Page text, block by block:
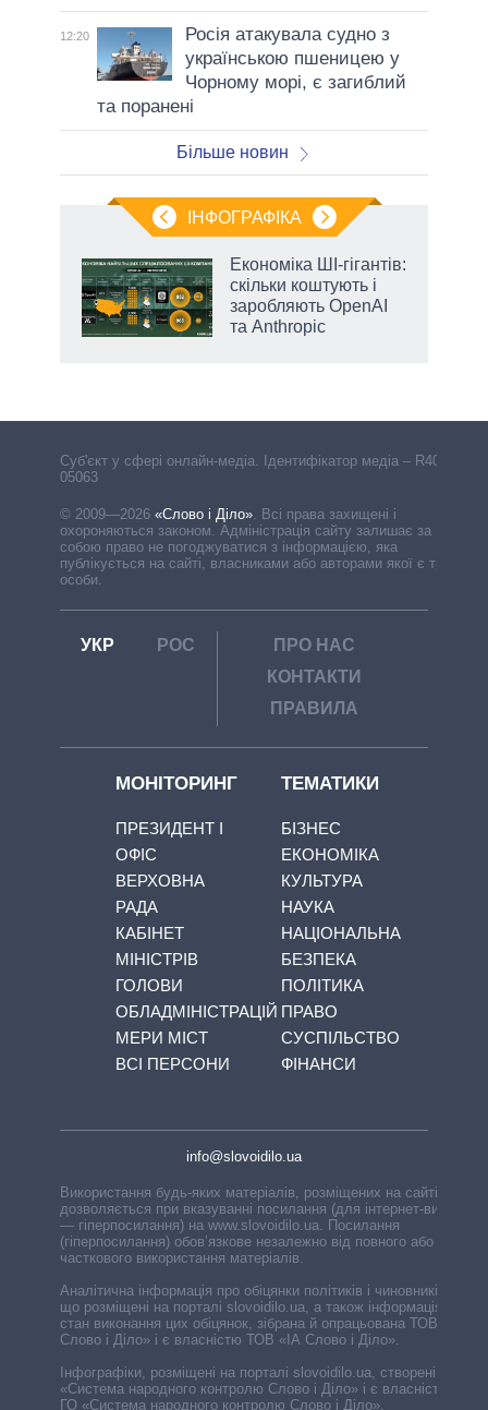
12:20
Росія атакувала судно з
українською пшеницею у
Чорному морі, є загиблий
та поранені
Більше новин
ІНФОГРАФІКА
Економіка ШІ-гігантів:
скільки коштують і
заробляють OpenAI
та Anthropic
Cуб'єкт у сфері онлайн-медіа. Ідентифікатор медіа – R40-
05063
© 2009—2026 «Слово і Діло». Всі права захищені і
охороняються законом. Адміністрація сайту залишає за
собою право не погоджуватися з інформацією, яка
публікується на сайті, власниками або авторами якої є треті
особи.
УКР РОС
ПРО НАС
КОНТАКТИ
ПРАВИЛА
МОНІТОРИНГ
ПРЕЗИДЕНТ І
ОФІС
ВЕРХОВНА
РАДА
КАБІНЕТ
МІНІСТРІВ
ГОЛОВИ
ОБЛАДМІНІСТРАЦІЙ
МЕРИ МІСТ
ВСІ ПЕРСОНИ
ТЕМАТИКИ
БІЗНЕС
ЕКОНОМІКА
КУЛЬТУРА
НАУКА
НАЦІОНАЛЬНА
БЕЗПЕКА
ПОЛІТИКА
ПРАВО
СУСПІЛЬСТВО
ФІНАНСИ
info@slovoidilo.ua
Використання будь-яких матеріалів, розміщених на сайті,
дозволяється при вказуванні посилання (для інтернет-видань
— гіперпосилання) на www.slovoidilo.ua. Посилання
(гіперпосилання) обов’язкове незалежно від повного або
часткового використання матеріалів.
Аналітична інформація про обіцянки політиків і чиновників,
що розміщені на порталі slovoidilo.ua, а також інформація про
стан виконання цих обіцянок, зібрана й опрацьована ТОВ «ІА
Слово і Діло» і є власністю ТОВ «ІА Слово і Діло».
Інфографіки, розміщені на порталі slovoidilo.ua, створені ГО
«Система народного контролю Слово і Діло» і є власністю
ГО «Система народного контролю Слово і Діло».